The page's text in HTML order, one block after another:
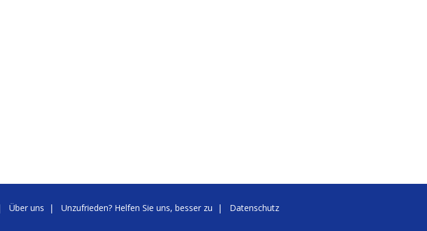
Über uns | Unzufrieden? Helfen Sie uns, besser zu | Datenschutz